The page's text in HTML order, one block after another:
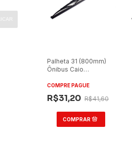
Palheta 31 (800mm)
Ônibus Caio
COMPRE PAGUE
R$31,20 R$41,60